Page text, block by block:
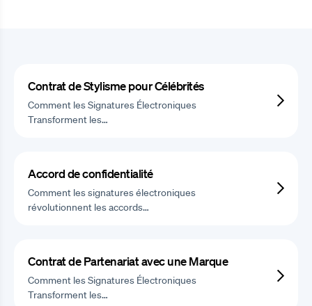
Contrat de Stylisme pour Célébrités
Comment les Signatures Électroniques
Transforment les…
Accord de confidentialité
Comment les signatures électroniques
révolutionnent les accords…
Contrat de Partenariat avec une Marque
Comment les Signatures Électroniques
Transforment les…